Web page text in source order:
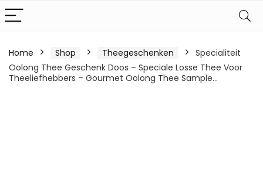
Home Shop Theegeschenken
Specialiteit
Oolong Thee Geschenk Doos – Speciale Losse Thee Voor
Theeliefhebbers – Gourmet Oolong Thee Sample…